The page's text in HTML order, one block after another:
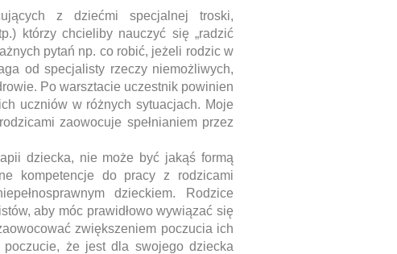
z dziećmi specjalnej troski,
którzy chcieliby nauczyć się „radzić
pytań np. co robić, jeżeli rodzic w
od specjalisty rzeczy niemożliwych,
Po warsztacie uczestnik powinien
uczniów w różnych sytuacjach. Moje
zaowocuje spełnianiem przez
dziecka, nie może być jakąś formą
kompetencje do pracy z rodzicami
dzieckiem. Rodzice
aby móc prawidłowo wywiązać się
zwiększeniem poczucia ich
poczucie, że jest dla swojego dziecka